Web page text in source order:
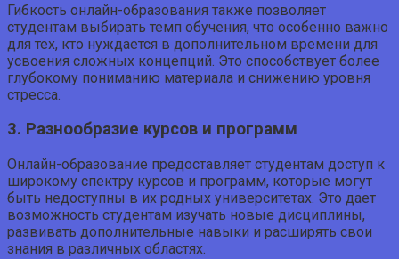
Гибкость онлайн-образования также позволяет
студентам выбирать темп обучения, что особенно важно
для тех, кто нуждается в дополнительном времени для
усвоения сложных концепций. Это способствует более
глубокому пониманию материала и снижению уровня
стресса.
3. Разнообразие курсов и программ
Онлайн-образование предоставляет студентам доступ к
широкому спектру курсов и программ, которые могут
быть недоступны в их родных университетах. Это дает
возможность студентам изучать новые дисциплины,
развивать дополнительные навыки и расширять свои
знания в различных областях.